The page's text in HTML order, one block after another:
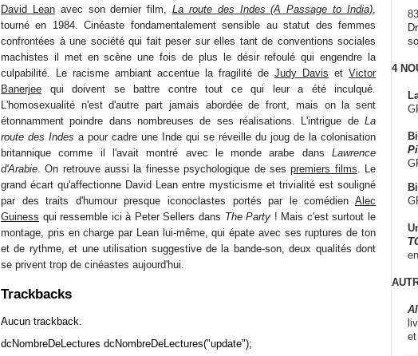
David Leanavec son dernier film,La route des Indes (A Passage to India)
tourné en 1984. Cinéaste fondamentalement sensible au statut des femmes
confrontées à une société qui fait peser sur elles tant de conventions sociales
machistes il met en scène une fois de plus le désir refoulé qui engendre la
culpabilité. Le racisme ambiant accentue la fragilité de Judy Davis et Victor
Banerjee qui doivent se battre contre tout ce qui leur a été inculqué.
L'homosexualité n'est d'autre part jamais abordée de front, mais on la sent
étonnamment poindre dans nombreuses de ses réalisations. L'intrigue de La
route des Indes a pour cadre une Inde qui se réveille du joug de la colonisation
britannique comme il l'avait montré avec le monde arabe dans Lawrence
d'Arabie . On retrouve aussi la finesse psychologique de sespremiers films . Le
grand écart qu'affectionne David Lean entre mysticisme et trivialité est souligné
par des traits d'humour presque iconoclastes portés par le comédien Alec
Guiness qui ressemble ici à Peter Sellers dans The Party ! Mais c'est surtout le
montage, pris en charge par Lean lui-même, qui épate avec ses ruptures de ton
et de rythme, et une utilisation suggestive de la bande-son, deux qualités dont
se privent trop de cinéastes aujourd'hui.
Trackbacks
Aucun trackback.
dcNombreDeLectures dcNombreDeLectures("update");
4
et